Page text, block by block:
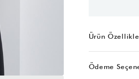
Ürün
Ödeme